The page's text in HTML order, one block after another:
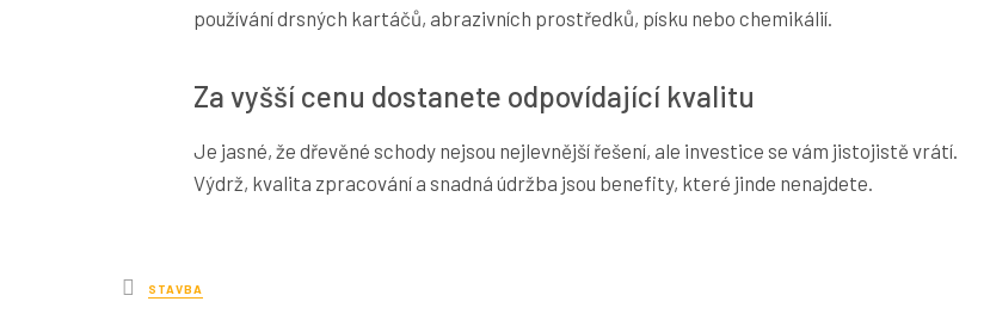
používání drsných kartáčů, abrazivních prostředků, písku nebo chemikálií.
Za vyšší cenu dostanete odpovídající kvalitu
Je jasné, že dřevěné schody nejsou nejlevnější řešení, ale investice se vám jistojistě vrátí.
Výdrž, kvalita zpracování a snadná údržba jsou benefity, které jinde nenajdete.
Posted
in
STAVBA